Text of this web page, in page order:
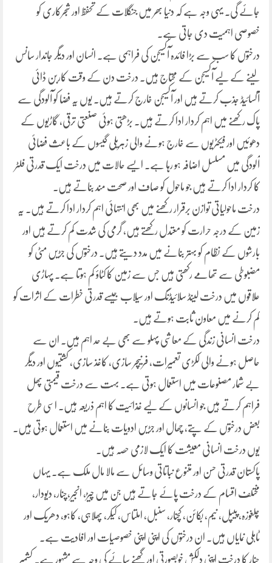
جائے گی۔ یہی وجہ ہے کہ دنیا بھر میں جنگلات کے تحفظ اور شجرکاری کو
خصوصی اہمیت دی جاتی ہے۔
درختوں کا سب سے بڑا فائدہ آکسیجن کی فراہمی ہے۔ انسان اور دیگر جاندار سانس
لینے کے لیے آکسیجن کے محتاج ہیں۔ درخت دن کے وقت کاربن ڈائی
آکسائیڈ جذب کرتے ہیں اور آکسیجن خارج کرتے ہیں۔ یوں یہ فضا کو آلودگی سے
پاک رکھنے میں اہم کردار ادا کرتے ہیں۔ بڑھتی ہوئی صنعتی ترقی، گاڑیوں کے
دھوئیں اور فیکٹریوں سے خارج ہونے والی زہریلی گیسوں کے باعث فضائی
آلودگی میں مسلسل اضافہ ہو رہا ہے۔ ایسے حالات میں درخت ایک قدرتی فلٹر
کا کردار ادا کرتے ہیں جو ماحول کو صاف اور صحت مند بناتے ہیں۔
درخت ماحولیاتی توازن برقرار رکھنے میں بھی انتہائی اہم کردار ادا کرتے ہیں۔ یہ
زمین کے درجہ حرارت کو معتدل رکھتے ہیں، گرمی کی شدت کم کرتے ہیں اور
بارشوں کے نظام کو بہتر بنانے میں مدد دیتے ہیں۔ درختوں کی جڑیں مٹی کو
مضبوطی سے تھامے رکھتی ہیں جس سے زمین کا کٹاؤ کم ہوتا ہے۔ پہاڑی
علاقوں میں درخت لینڈ سلائیڈنگ اور سیلاب جیسے قدرتی خطرات کے اثرات کو
کم کرنے میں معاون ثابت ہوتے ہیں۔
درخت انسانی زندگی کے معاشی پہلو سے بھی بے حد اہم ہیں۔ ان سے
حاصل ہونے والی لکڑی تعمیرات، فرنیچر سازی، کاغذ سازی، کشتیوں اور دیگر
بے شمار مصنوعات میں استعمال ہوتی ہے۔ بہت سے درخت قیمتی پھل
فراہم کرتے ہیں جو انسانوں کے لیے غذائیت کا اہم ذریعہ ہیں۔ اسی طرح
بعض درختوں کے پتے، چھال اور جڑیں ادویات بنانے میں استعمال ہوتی ہیں۔
یوں درخت انسانی معیشت کا ایک لازمی حصہ ہیں۔
پاکستان قدرتی حسن اور متنوع نباتاتی وسائل سے مالا مال ملک ہے۔ یہاں
مختلف اقسام کے درخت پائے جاتے ہیں جن میں چیڑ، انجیر،چنار، دیودار،
چلغوزہ، پیپل، نیم، بکائن، کچنار، سنبل، املتاس، کیکر، پھلاہی، کاہو، دھریک اور
ٹاہلی نمایاں ہیں۔ ان درختوں کی اپنی اپنی خصوصیات اور افادیت ہے۔
چنار کا درخت اپنی دلکش خوبصورتی اور گھنے سائے کی وجہ سے مشہور ہے۔ کشمیر